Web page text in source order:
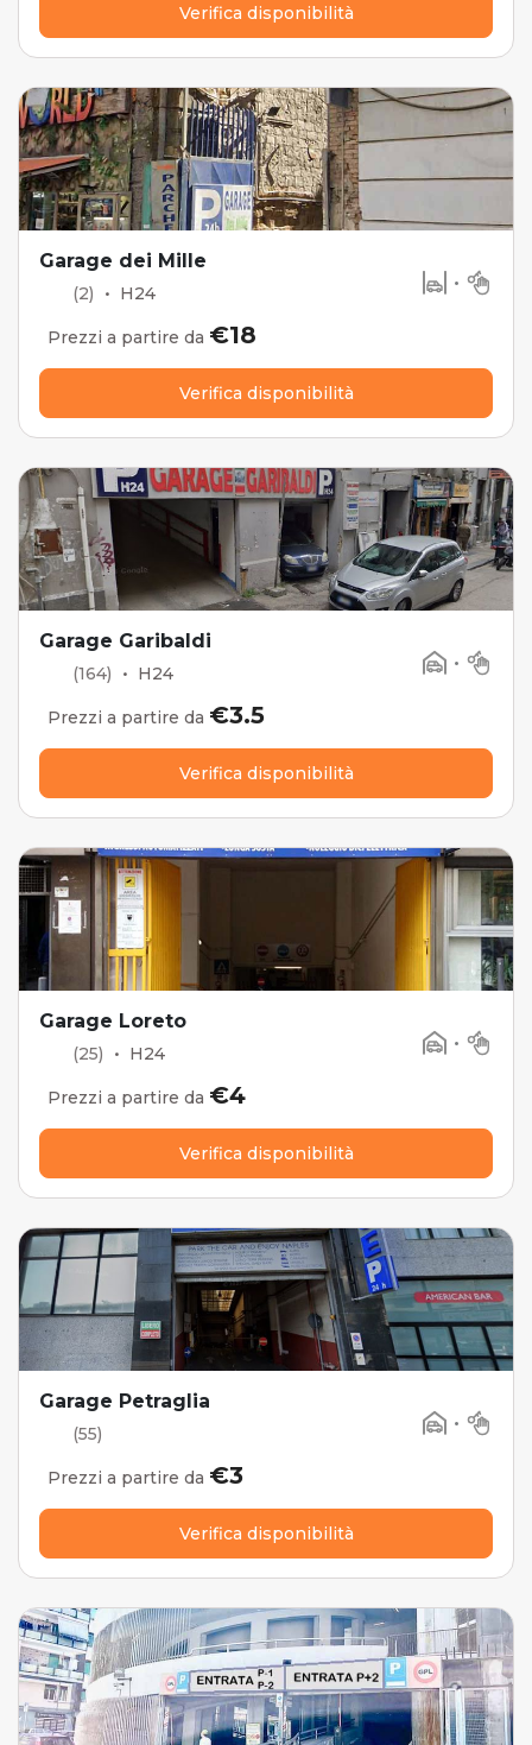
Verifica disponibilità
Garage dei Mille
(2) • H24 •
Prezzi a partire da €18
Verifica disponibilità
Garage Garibaldi
(164) • H24 •
Prezzi a partire da €3.5
Verifica disponibilità
Garage Loreto
(25) • H24 •
Prezzi a partire da €4
Verifica disponibilità
Garage Petraglia
(55) •
Prezzi a partire da €3
Verifica disponibilità